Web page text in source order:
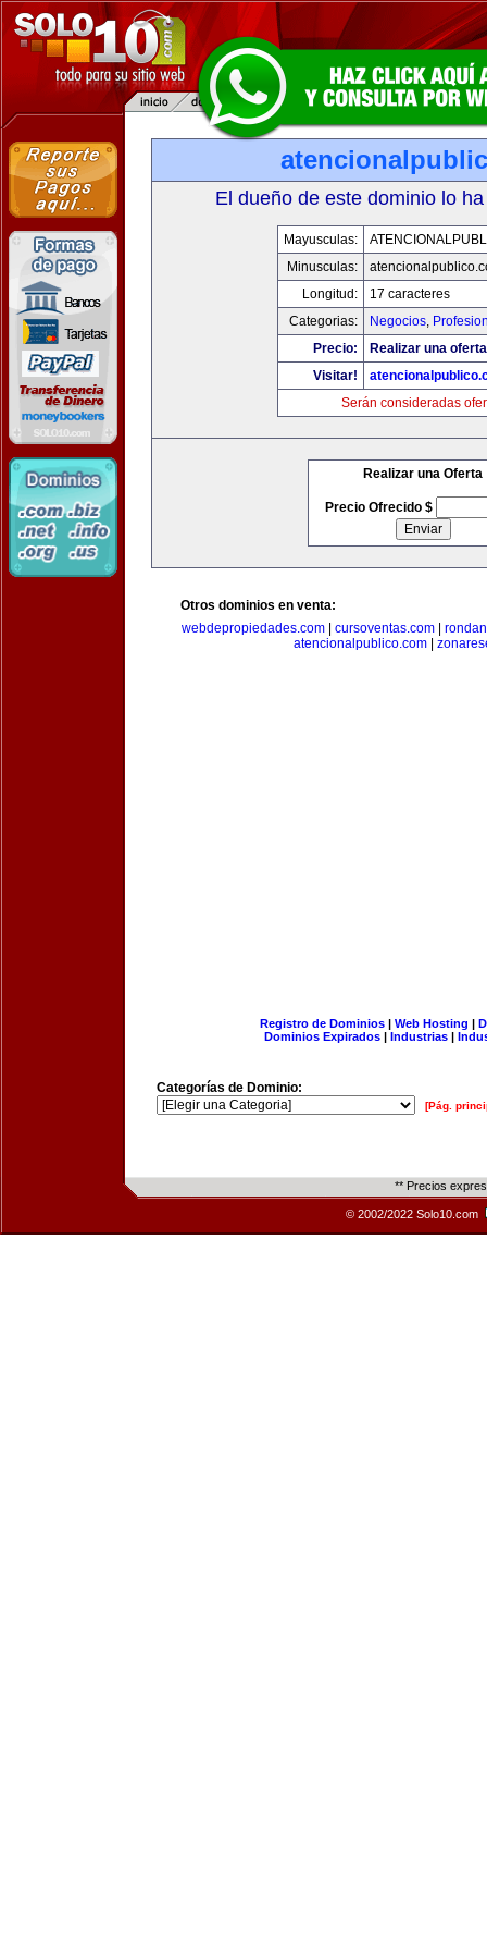
El dueño de este dominio lo
Mayusculas:
Minusculas:
Longitud:
17 caracteres
Categorias:
Negocios,
Precio:
Realizar una
Visitar!
Serán consideradas
Realizar una Oferta
Precio Ofrecido $
Otros dominios en venta:
webdepropiedades.com| cursoventas.com|
atencionalpublico.com
Registro de Dominios| Web Hosting |
Dominios Expirados | Industrias |
Categorías de Dominio:
[Pág.
** Precios
© 2002/2022 Solo10.com